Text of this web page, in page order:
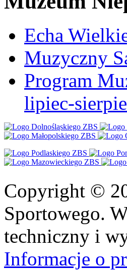
Echa
Muzyczny
Program
lipiec-
Copyright ©
Sportowego.
techniczny i
Informacje o